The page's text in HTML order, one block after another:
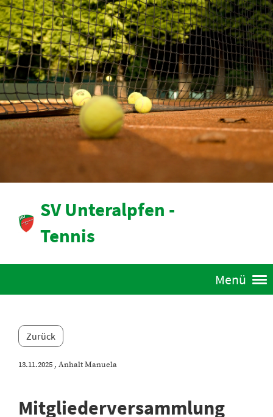
SV Unteralpfen -
Tennis
Menü
Zurück
13.11.2025 , Anhalt Manuela
Mitgliederversammlung